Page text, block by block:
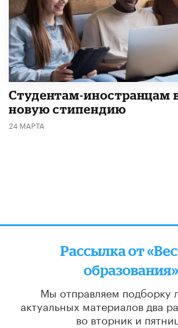
Студентам-иностранцам
новую стипендию
24 МАРТА
Рассылка от
образования»
Мы отправляем подборку
актуальных материалов два
во вторник и